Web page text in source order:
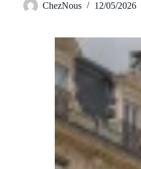
ChezNous 12/05/2026